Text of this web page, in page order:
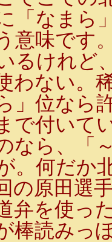
「なまら
意味です
るけれど
わない。
」位なら
で付いて
なら、「
。何だか
の原田選
弁を使っ
棒読みっ